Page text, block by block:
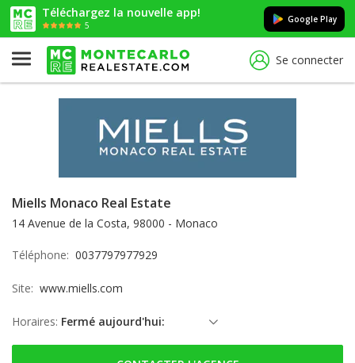
Téléchargez la nouvelle app!
5
Google Play
Se connecter
Miells Monaco Real Estate
14 Avenue de la Costa, 98000 - Monaco
Téléphone: 0037797977929
Site: www.miells.com
Horaires: Fermé aujourd'hui:
samedi: Fermé